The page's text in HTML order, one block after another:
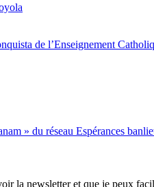
de l’Enseignement
» du réseau Espérances
la newsletter et que je peux